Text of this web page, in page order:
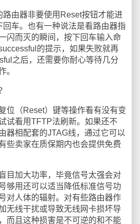
路由器非要使用Reset按钮才能进
回车。也有一种说法是看路由器指
闪而灭的瞬间，按下回车输入命
的提示，如果失败就再
之后，还需要你耐心等待几分
。
位（Reset）键等操作看有没有变
试看用TFTP法刷新。如果还不
器相配套的JTAG线，通过它可以
些卖家在质保期内也会提供免费
目加大功率，毕竟信号太强会对
够用还可以适当降低标准信号功
对人体的辐射。对有些路由器作
无线干扰或导致无线网卡损坏导
而且这种损害是不可逆的和不能